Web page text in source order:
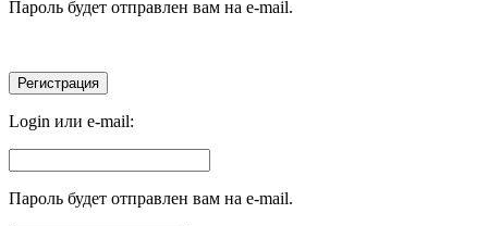
Пароль будет отправлен вам на e-mail.
Login или e-mail:
Пароль будет отправлен вам на e-mail.